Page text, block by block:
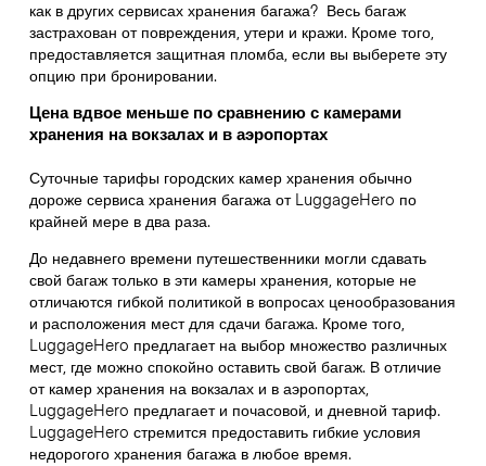
как в других сервисах хранения багажа? Весь багаж
застрахован от повреждения, утери и кражи. Кроме того,
предоставляется защитная пломба, если вы выберете эту
опцию при бронировании.
Цена вдвое меньше по сравнению с камерами
хранения на вокзалах и в аэропортах
Суточные тарифы городских камер хранения обычно
дороже сервиса хранения багажа от LuggageHero по
крайней мере в два раза.
До недавнего времени путешественники могли сдавать
свой багаж только в эти камеры хранения, которые не
отличаются гибкой политикой в вопросах ценообразования
и расположения мест для сдачи багажа. Кроме того,
LuggageHero предлагает на выбор множество различных
мест, где можно спокойно оставить свой багаж. В отличие
от камер хранения на вокзалах и в аэропортах,
LuggageHero предлагает и почасовой, и дневной тариф.
LuggageHero стремится предоставить гибкие условия
недорогого хранения багажа в любое время.